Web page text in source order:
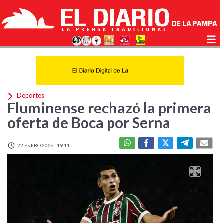
Deportes
Fluminense rechazó la primera
oferta de Boca por Serna
22 ENERO 2026 - 19:11